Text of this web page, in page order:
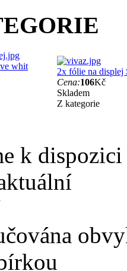
whit
2x fólie na displej
Cena:106Kč
Skladem
Z kategorie
k